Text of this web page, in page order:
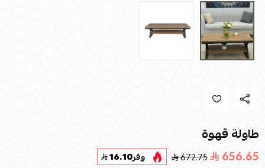
طاولة قهوة
656.65
672.75 وفر16.10